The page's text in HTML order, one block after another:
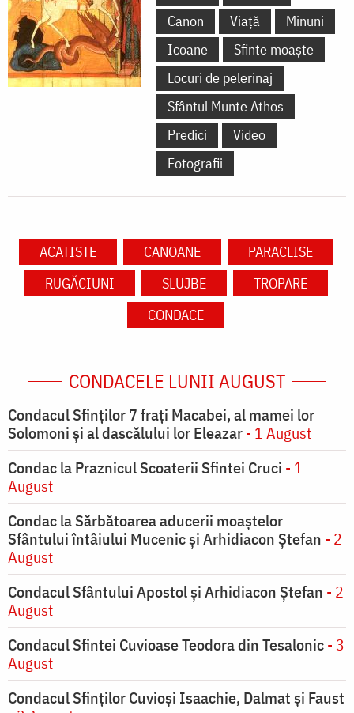
Canon
Viață
Minuni
Icoane
Sfinte moaște
Locuri de pelerinaj
Sfântul Munte Athos
Predici
Video
Fotografii
ACATISTE CANOANE
PARACLISE
RUGĂCIUNI
SLUJBE
TROPARE
CONDACE
CONDACELE LUNII AUGUST
Condacul Sfinţilor 7 fraţi Macabei, al mamei lor
Solomoni şi al dascălului lor Eleazar- 1 August
Condac la Praznicul Scoaterii Sfintei Cruci - 1
August
Condac la Sărbătoarea aducerii moaştelor
Sfântului întâiului Mucenic şi Arhidiacon Ştefan - 2
August
Condacul Sfântului Apostol și Arhidiacon Ștefan - 2
August
Condacul Sfintei Cuvioase Teodora din Tesalonic- 3
August
Condacul Sfinţilor Cuvioşi Isaachie, Dalmat şi Faust